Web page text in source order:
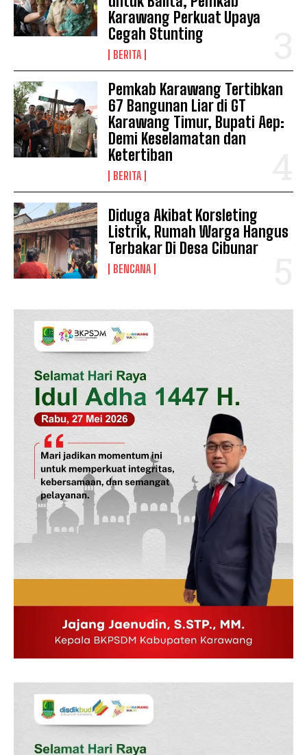
News Week
Magazine PRO
Karawang Perkuat Upaya
Cegah Stunting
BERITA
Pemkab Karawang Tertibkan
67 Bangunan Liar di GT
Karawang Timur, Bupati Aep:
Demi Keselamatan dan
Ketertiban
BERITA
Diduga Akibat Korsleting
Listrik, Rumah Warga Hangus
Terbakar Di Desa Cibunar
BENCANA